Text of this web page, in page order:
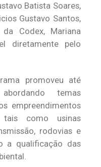
Batista Soares,
Gustavo Santos,
Codex, Mariana
diretamente pelo
promoveu até
temas
empreendimentos
tais como usinas
rodovias e
a qualificação das